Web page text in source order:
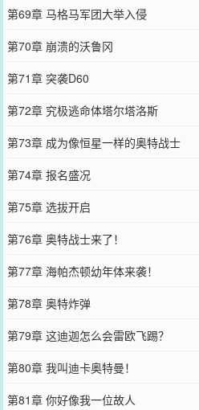
第69章 马格马军团大举入侵
第70章 崩溃的沃鲁冈
第71章 突袭D60
第72章 究极逃命体塔尔塔洛斯
第73章 成为像恒星一样的奥特战士
第74章 报名盛况
第75章 选拔开启
第76章 奥特战士来了！
第77章 海帕杰顿幼年体来袭！
第78章 奥特炸弹
第79章 这迪迦怎么会雷欧飞踢？
第80章 我叫迪卡奥特曼！
第81章 你好像我一位故人